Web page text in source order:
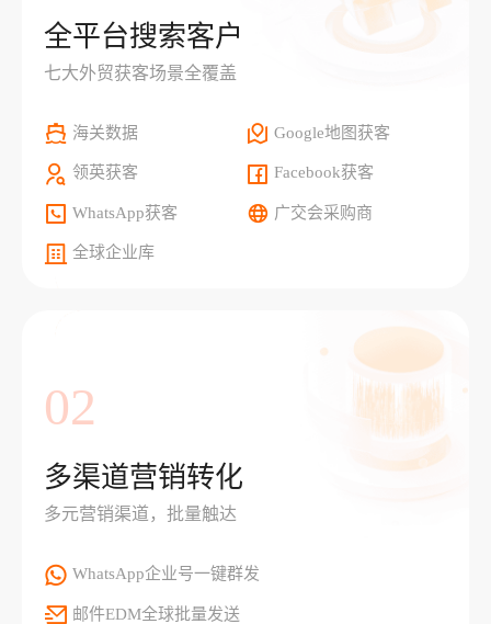
全平台搜索客户
七大外贸获客场景全覆盖
海关数据 Google地图获客
领英获客 Facebook获客
WhatsApp获客 广交会采购商
全球企业库
02
多渠道营销转化
多元营销渠道，批量触达
WhatsApp企业号一键群发
邮件EDM全球批量发送